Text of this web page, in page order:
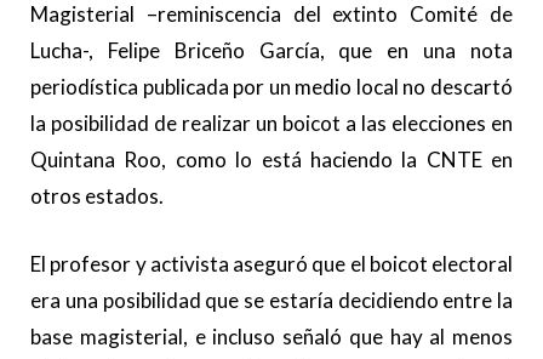
Magisterial –reminiscencia del extinto Comité de
Lucha-, Felipe Briceño García, que en una nota
periodística publicada por un medio local no descartó
la posibilidad de realizar un boicot a las elecciones en
Quintana Roo, como lo está haciendo la CNTE en
otros estados.
El profesor y activista aseguró que el boicot electoral
era una posibilidad que se estaría decidiendo entre la
base magisterial, e incluso señaló que hay al menos